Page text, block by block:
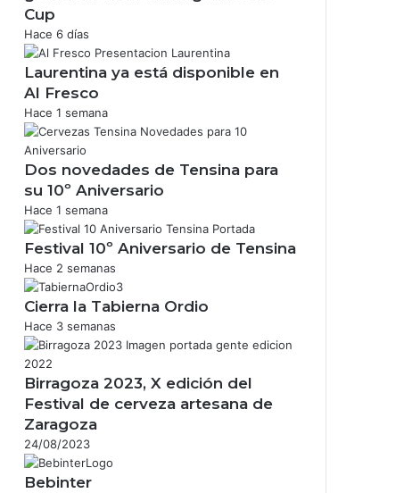
Cup
Hace 6 días
Laurentina ya está disponible en
Al Fresco
Hace 1 semana
Dos novedades de Tensina para
su 10º Aniversario
Hace 1 semana
Festival 10º Aniversario de Tensina
Hace 2 semanas
Cierra la Tabierna Ordio
Hace 3 semanas
Birragoza 2023, X edición del
Festival de cerveza artesana de
Zaragoza
24/08/2023
Bebinter